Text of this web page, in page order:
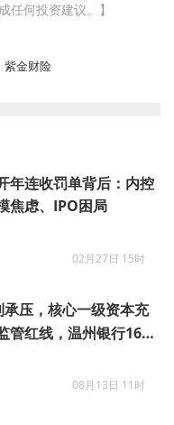
任何投资建议。】
紫金财险
年连收罚单背后：内控
焦虑、IPO困局
02月27日 15时
承压，核心一级资本充
管红线，温州银行16年
08月13日 11时